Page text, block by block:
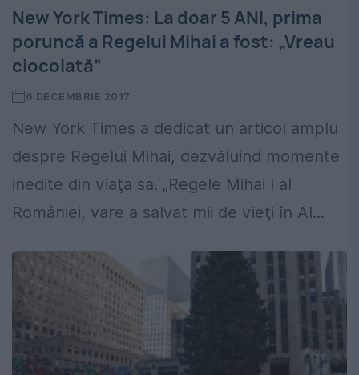
New York Times: La doar 5 ANI, prima
poruncă a Regelui Mihai a fost: „Vreau
ciocolată”
6 DECEMBRIE 2017
New York Times a dedicat un articol amplu
despre Regelui Mihai, dezvăluind momente
inedite din viaţa sa. „Regele Mihai I al
României, vare a salvat mii de vieţi în Al...